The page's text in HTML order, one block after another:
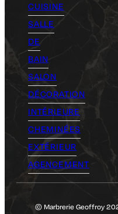
CUISINE
SALLE
DE
BAIN
SALON
DÉCORATION
INTÉRIEURE
CHEMINÉES
EXTÉRIEUR
AGENCEMENT
© Marbrerie Geoffroy